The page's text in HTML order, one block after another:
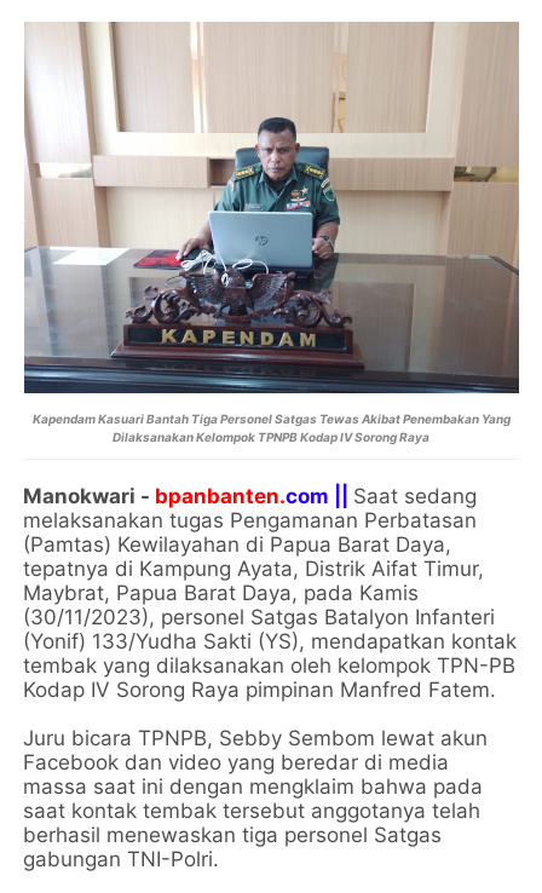
Kapendam Kasuari Bantah Tiga Personel Satgas Tewas Akibat Penembakan Yang
Dilaksanakan Kelompok TPNPB Kodap IV Sorong Raya
Manokwari - bpanbanten.com || Saat sedang
melaksanakan tugas Pengamanan Perbatasan
(Pamtas) Kewilayahan di Papua Barat Daya,
tepatnya di Kampung Ayata, Distrik Aifat Timur,
Maybrat, Papua Barat Daya, pada Kamis
(30/11/2023), personel Satgas Batalyon Infanteri
(Yonif) 133/Yudha Sakti (YS), mendapatkan kontak
tembak yang dilaksanakan oleh kelompok TPN-PB
Kodap IV Sorong Raya pimpinan Manfred Fatem.
Juru bicara TPNPB, Sebby Sembom lewat akun
Facebook dan video yang beredar di media
massa saat ini dengan mengklaim bahwa pada
saat kontak tembak tersebut anggotanya telah
berhasil menewaskan tiga personel Satgas
gabungan TNI-Polri.